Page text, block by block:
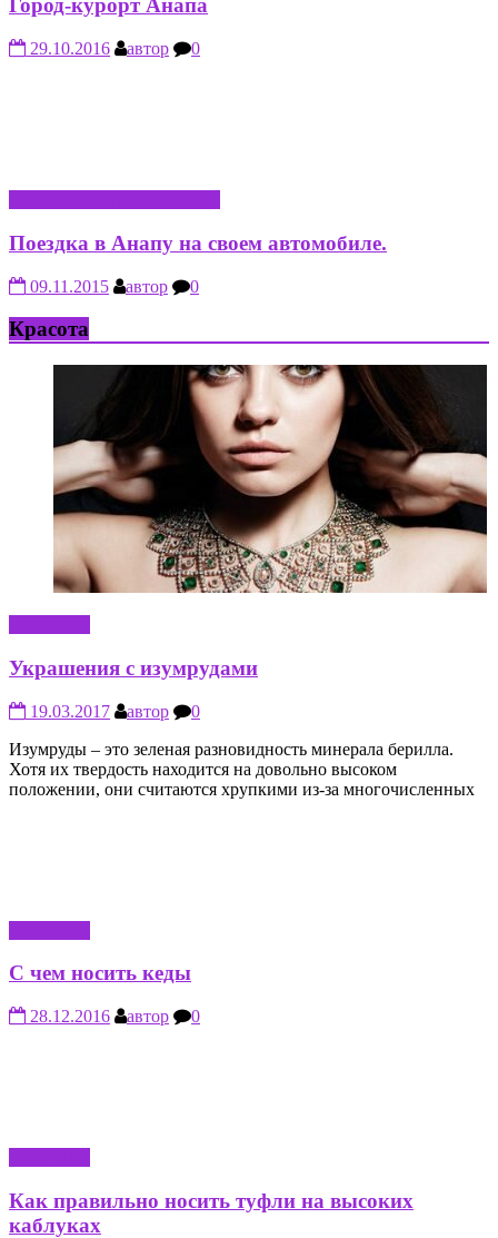
Город-курорт Анапа
29.10.2016 автор 0
Поездка в Анапу на своем автомобиле.
09.11.2015 автор 0
Красота
Украшения с изумрудами
19.03.2017 автор
0
Изумруды – это зеленая разновидность минерала берилла.
Хотя их твердость находится на довольно высоком
положении, они считаются хрупкими из-за многочисленных
С чем носить кеды
28.12.2016 автор 0
Как правильно носить туфли на высоких
каблуках